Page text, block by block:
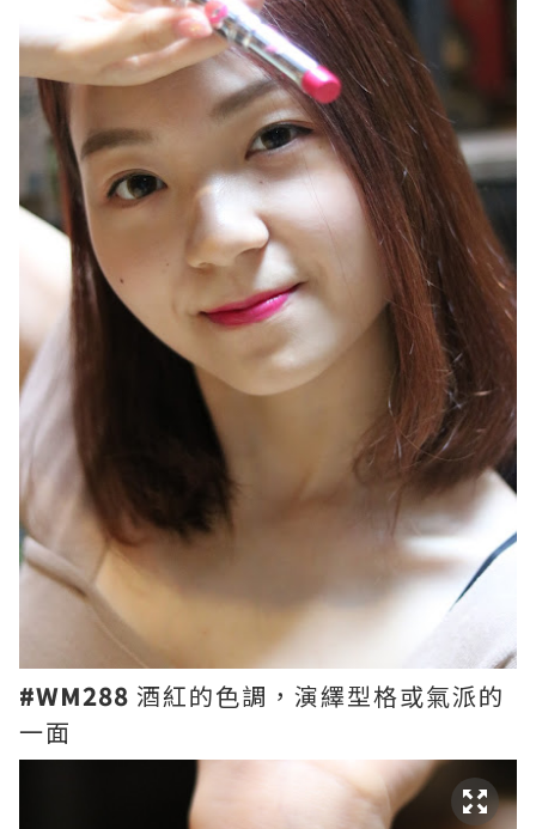
#WM288 酒紅的色調，演繹型格或氣派的
一面